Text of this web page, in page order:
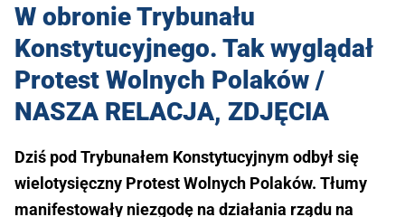
W obronie Trybunału
Konstytucyjnego. Tak wyglądał
Protest Wolnych Polaków /
NASZA RELACJA, ZDJĘCIA
Dziś pod Trybunałem Konstytucyjnym odbył się
wielotysięczny Protest Wolnych Polaków. Tłumy
manifestowały niezgodę na działania rządu na